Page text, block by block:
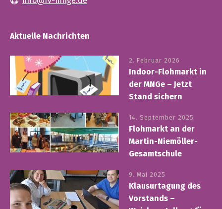
Aktuelle Nachrichten
2. Februar 2026
Indoor-Flohmarkt in
der MNGe – Jetzt
Stand sichern
14. September 2025
Flohmarkt an der
Martin-Niemöller-
Gesamtschule
9. Mai 2025
Klausurtagung des
Vorstands –